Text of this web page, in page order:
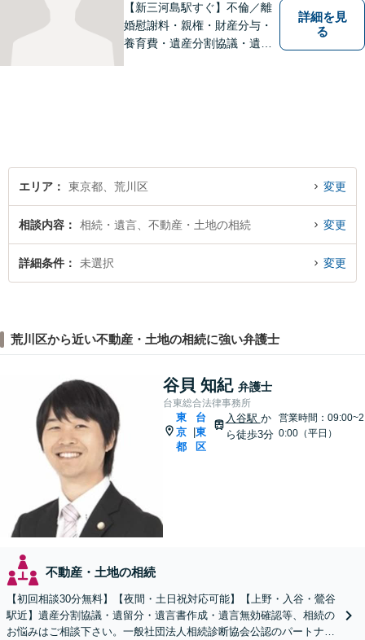
【新三河島駅すぐ】不倫／離
婚慰謝料・親権・財産分与・
養育費・遺産分割協議・遺言
詳細を見
る
エリア 東京都、荒川区 変更
相談内容 相続・遺言、不動産・土地の相続 変更
詳細条件 未選択 変更
荒川区から近い不動産・土地の相続に強い弁護士
谷貝 知紀 弁護士
台東総合法律事務所
東
京
都
台
東
区
入谷駅 か
ら徒歩3分
営業時間：09:00~2
0:00（平日）
不動産・土地の相続
【初回相談30分無料】【夜間・土日祝対応可能】【上野・入谷・鶯谷
駅近】遺産分割協議・遺留分・遺言書作成・遺言無効確認等、相続の
お悩みはご相談下さい。一般社団法人相続診断協会公認のパートナー